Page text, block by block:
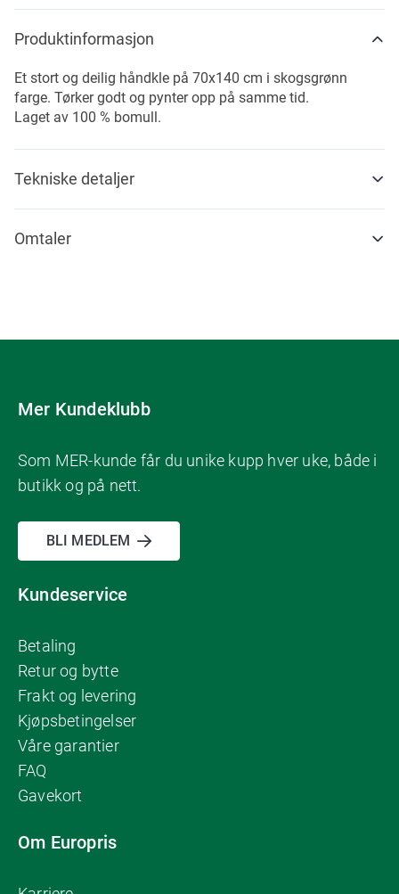
Produktinformasjon
Et stort og deilig håndkle på 70x140 cm i skogsgrønn
farge. Tørker godt og pynter opp på samme tid.
Laget av 100 % bomull.
Tekniske detaljer
Omtaler
Mer Kundeklubb
Som MER-kunde får du unike kupp hver uke, både i
butikk og på nett.
BLI MEDLEM
Kundeservice
Betaling
Retur og bytte
Frakt og levering
Kjøpsbetingelser
Våre garantier
FAQ
Gavekort
Om Europris